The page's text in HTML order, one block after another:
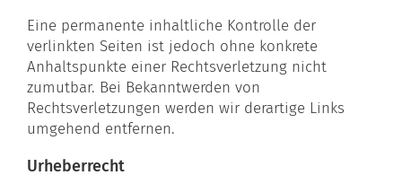
Eine permanente inhaltliche Kontrolle der
verlinkten Seiten ist jedoch ohne konkrete
Anhaltspunkte einer Rechtsverletzung nicht
zumutbar. Bei Bekanntwerden von
Rechtsverletzungen werden wir derartige Links
umgehend entfernen.
Urheberrecht